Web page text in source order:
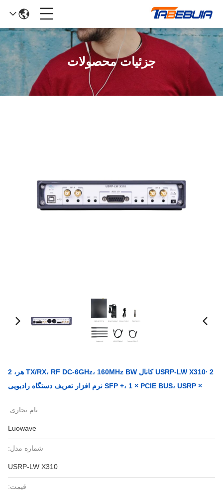
جزئیات محصولات
USRP-LW X310∙ 2 کانال TX/RX، RF DC-6GHz، 160MHz BW هر، 2
× SFP +، 1 × PCIE BUS، USRP نرم افزار تعریف دستگاه رادیویی
نام تجاری:
Luowave
شماره مدل:
USRP-LW X310
قیمت: